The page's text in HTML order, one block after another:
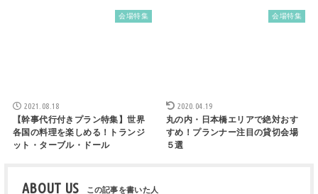
会場特集
2021.08.18
【幹事代行付きプラン特集】世界
各国の料理を楽しめる！トランジ
ット・ターブル・ドール
会場特集
2020.04.19
丸の内・日本橋エリアで絶対おす
すめ！プランナー注目の貸切会場
５選
ABOUT US